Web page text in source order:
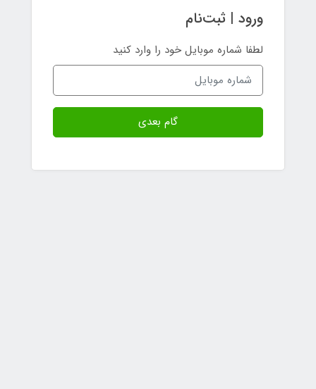
ورود | ثبت‌نام
لطفا شماره موبایل خود را وارد کنید
گام بعدی